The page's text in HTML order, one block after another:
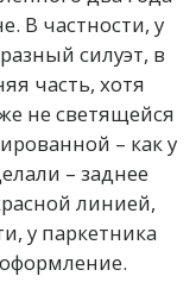
В частности, у
силуэт, в
часть, хотя
не светящейся
– как у
– заднее
линией,
у паркетника